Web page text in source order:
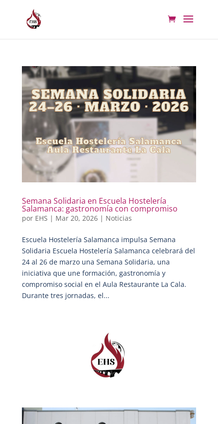
Semana Solidaria en Escuela Hostelería
Salamanca: gastronomía con compromiso
por EHS | Mar 20, 2026| Noticias
Escuela Hostelería Salamanca impulsa Semana
Solidaria Escuela Hostelería Salamanca celebrará del
24 al 26 de marzo una Semana Solidaria, una
iniciativa que une formación, gastronomía y
compromiso social en el Aula Restaurante La Cala.
Durante tres jornadas, el...